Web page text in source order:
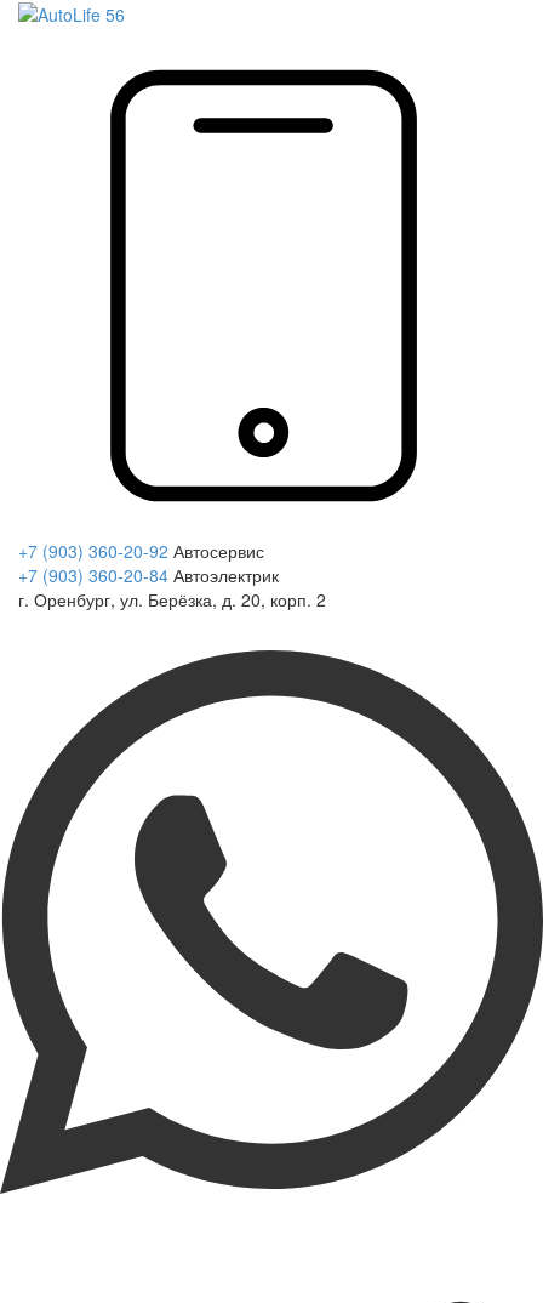
+7 (903) 360-20-92 Автосервис
+7 (903) 360-20-84 Автоэлектрик
г. Оренбург, ул. Берёзка, д. 20, корп. 2